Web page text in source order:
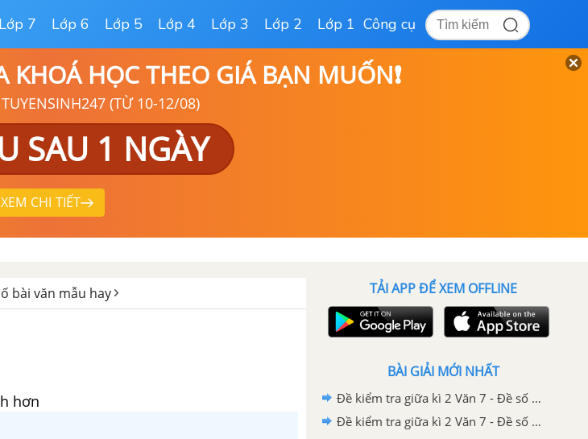
Lớp 7 Lớp 6 Lớp 5 Lớp 4 Lớp 3 Lớp 2 Lớp 1 Công cụ
HỌC THEO GIÁ BẠN MUỐN❗
(TỪ 10-12/08)
SAU 1 NGÀY
XEM CHI TIẾT
bài văn mẫu hay
hơn
TẢI APP ĐỂ XEM OFFLINE
BÀI GIẢI MỚI NHẤT
Đề kiểm tra giữa kì 2 Văn 7 - Đề số 5 có lời giải chi tiết
Đề kiểm tra giữa kì 2 Văn 7 - Đề số 4 có lời giải chi tiết